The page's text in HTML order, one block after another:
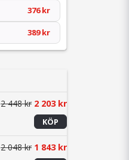
376 kr
389 kr
2 448 kr 2 203 kr
KÖP
2 048 kr 1 843 kr